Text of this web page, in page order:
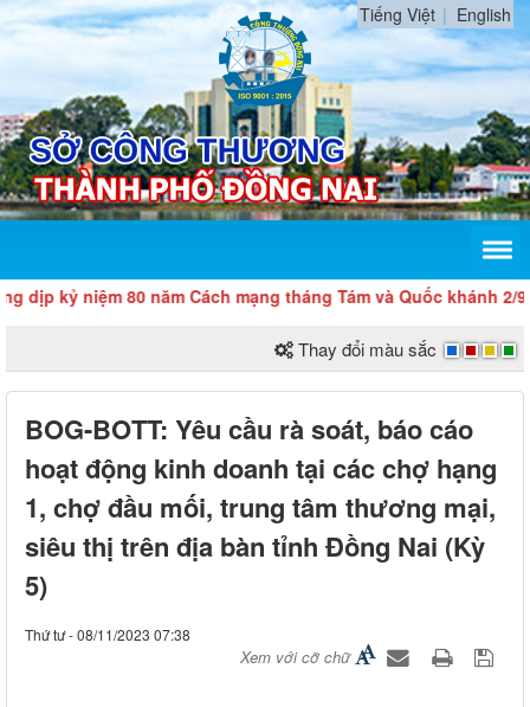
Tiếng Việt English
kỷ niệm 80 năm Cách mạng tháng Tám và Quốc khánh 2/9
Thay đổi màu sắc
BOG-BOTT: Yêu cầu rà soát, báo cáo
hoạt động kinh doanh tại các chợ hạng
1, chợ đầu mối, trung tâm thương mại,
siêu thị trên địa bàn tỉnh Đồng Nai (Kỳ
5)
Thứ tư - 08/11/2023 07:38
Xem với cỡ chữ